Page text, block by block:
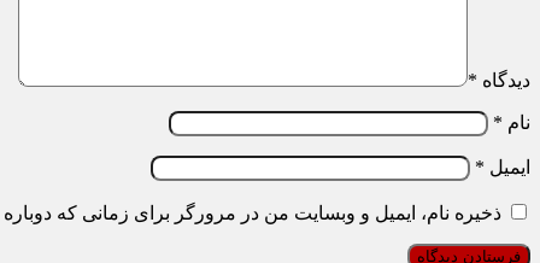
دیدگاه *
نام *
ایمیل *
ذخیره نام، ایمیل و وبسایت من در مرورگر برای زمانی که